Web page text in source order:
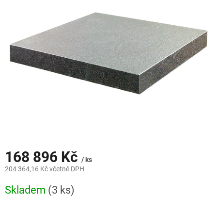
168 896 Kč / ks
204 364,16 Kč včetně DPH
cena:
Skladem (3 ks)